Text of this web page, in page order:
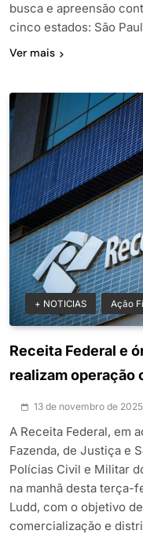
busca e apreensão
cinco estados: São
Ver mais
+ NOTICIAS Ação
Receita Federal e
realizam operação
13 de novembro de 2025
A Receita Federal, em
Fazenda, de Justiça e
Polícias Civil e Militar
na manhã desta terça-
Ludd, com o objetivo
comercialização e